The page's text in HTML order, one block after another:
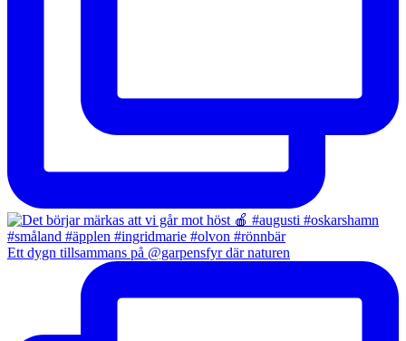
Ett dygn tillsammans på @garpensfyr där naturen